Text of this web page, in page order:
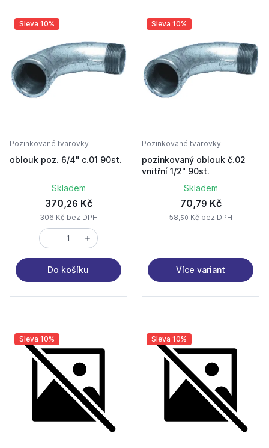
Sleva 10%
Pozinkované tvarovky
oblouk poz. 6/4" c.01 90st.
Skladem
370,26 Kč
306 Kč bez DPH
Do košíku
Sleva 10%
Pozinkované tvarovky
pozinkovaný oblouk č.02
vnitřní 1/2" 90st.
Skladem
70,79 Kč
58,50 Kč bez DPH
Více variant
Sleva 10% Sleva 10%